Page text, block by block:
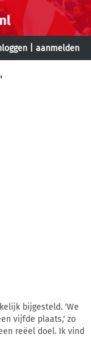
aanmelden
bijgesteld. 'We
vijfde plaats,' zo
reëel doel. Ik vind